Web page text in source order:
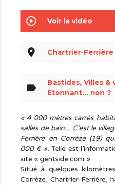
play_circle_outline Voir la vidéo
place Chartrier-Ferrière
label
Bastides, Villes &
Etonnant... non ?
« 4 000 mètres carrés
salles de bain... C'est le
Ferrière en Corrèze (19)
000 € ». Telle est
site « gentside.com ».
Situé à quelques
Corrèze, Chartrier-Ferrière,